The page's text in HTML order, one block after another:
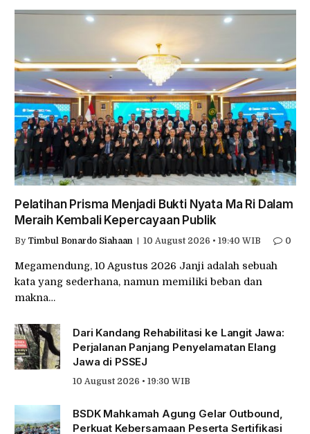
Pelatihan Prisma Menjadi Bukti Nyata Ma Ri Dalam
Meraih Kembali Kepercayaan Publik
By Timbul Bonardo Siahaan 10 August 2026 • 19:40 WIB 0
Megamendung, 10 Agustus 2026 Janji adalah sebuah
kata yang sederhana, namun memiliki beban dan
makna…
Dari Kandang Rehabilitasi ke Langit Jawa:
Perjalanan Panjang Penyelamatan Elang
Jawa di PSSEJ
10 August 2026 • 19:30 WIB
BSDK Mahkamah Agung Gelar Outbound,
Perkuat Kebersamaan Peserta Sertifikasi